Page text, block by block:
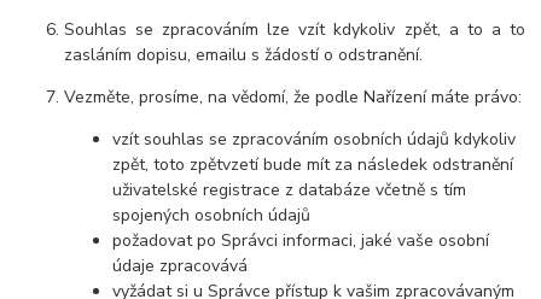
Souhlas se zpracováním lze vzít kdykoliv zpět, a to a to
zasláním dopisu, emailu s žádostí o odstranění.
Vezměte, prosíme, na vědomí, že podle Nařízení máte právo:
vzít souhlas se zpracováním osobních údajů kdykoliv
zpět, toto zpětvzetí bude mít za následek odstranění
uživatelské registrace z databáze včetně s tím
spojených osobních údajů
požadovat po Správci informaci, jaké vaše osobní
údaje zpracovává
vyžádat si u Správce přístup k vašim zpracovávaným